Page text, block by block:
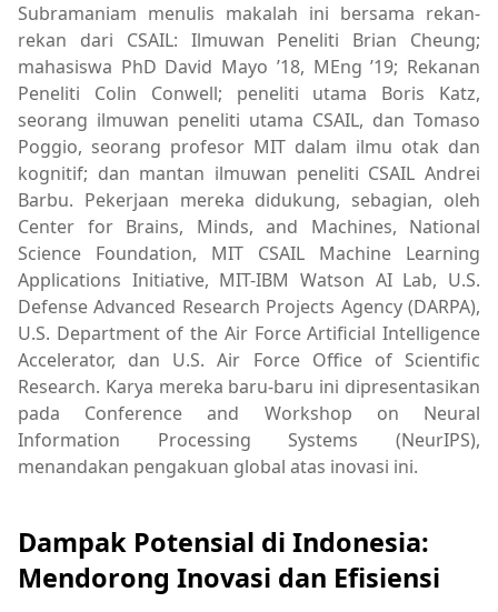
Subramaniam menulis makalah ini bersama rekan-
rekan dari CSAIL: Ilmuwan Peneliti Brian Cheung;
mahasiswa PhD David Mayo ’18, MEng ’19; Rekanan
Peneliti Colin Conwell; peneliti utama Boris Katz,
seorang ilmuwan peneliti utama CSAIL, dan Tomaso
Poggio, seorang profesor MIT dalam ilmu otak dan
kognitif; dan mantan ilmuwan peneliti CSAIL Andrei
Barbu. Pekerjaan mereka didukung, sebagian, oleh
Center for Brains, Minds, and Machines, National
Science Foundation, MIT CSAIL Machine Learning
Applications Initiative, MIT-IBM Watson AI Lab, U.S.
Defense Advanced Research Projects Agency (DARPA),
U.S. Department of the Air Force Artificial Intelligence
Accelerator, dan U.S. Air Force Office of Scientific
Research. Karya mereka baru-baru ini dipresentasikan
pada Conference and Workshop on Neural
Information Processing Systems (NeurIPS),
menandakan pengakuan global atas inovasi ini.
Dampak Potensial di Indonesia:
Mendorong Inovasi dan Efisiensi